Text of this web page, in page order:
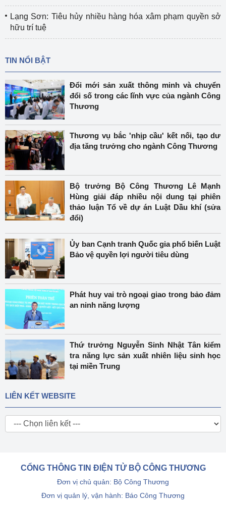
Lạng Sơn: Tiêu hủy nhiều hàng hóa xâm phạm quyền sở
hữu trí tuệ
TIN NỔI BẬT
Đổi mới sản xuất thông minh và chuyển
đổi số trong các lĩnh vực của ngành Công
Thương
Thương vụ bắc 'nhịp cầu' kết nối, tạo dư
địa tăng trưởng cho ngành Công Thương
Bộ trưởng Bộ Công Thương Lê Mạnh
Hùng giải đáp nhiều nội dung tại phiên
thảo luận Tổ về dự án Luật Dầu khí (sửa
đổi)
Ủy ban Cạnh tranh Quốc gia phổ biến Luật
Bảo vệ quyền lợi người tiêu dùng
Phát huy vai trò ngoại giao trong bảo đảm
an ninh năng lượng
Thứ trưởng Nguyễn Sinh Nhật Tân kiểm
tra năng lực sản xuất nhiên liệu sinh học
tại miền Trung
LIÊN KẾT WEBSITE
CỔNG THÔNG TIN ĐIỆN TỬ BỘ CÔNG THƯƠNG
Đơn vị chủ quản: Bộ Công Thương
Đơn vị quản lý, vận hành: Báo Công Thương